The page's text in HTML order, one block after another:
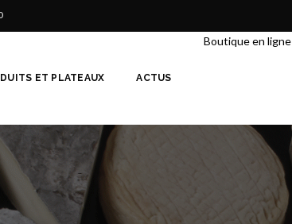
ET PLATEAUX ACTUS
Boutique en ligne